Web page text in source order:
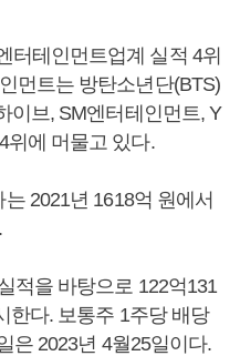
터테인먼트업계 실적 4위
먼트는 방탄소년단(BTS)
이브, SM엔터테인먼트, Y
위에 머물고 있다.
2021년 1618억 원에서
적을 바탕으로 122억131
한다. 보통주 1주당 배당
은 2023년 4월25일이다.